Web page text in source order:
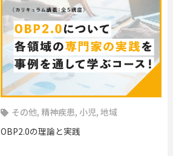
その他, 精神疾患, 小児, 地域
OBP2.0の理論と実践